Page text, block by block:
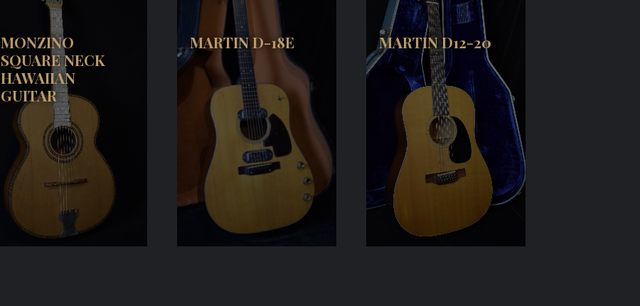
MONZINO
SQUARE NECK
HAWAIIAN
GUITAR
MARTIN D-18E MARTIN D12-20